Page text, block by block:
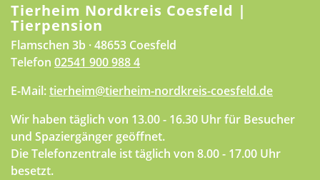
Tierheim Nordkreis Coesfeld |
Tierpension
Flamschen 3b · 48653 Coesfeld
Telefon 02541 900 988 4
E-Mail:tierheim@tierheim-nordkreis-coesfeld.de
Wir haben täglich von 13.00 - 16.30 Uhr für Besucher
und Spaziergänger geöffnet.
Die Telefonzentrale ist täglich von 8.00 - 17.00 Uhr
besetzt.